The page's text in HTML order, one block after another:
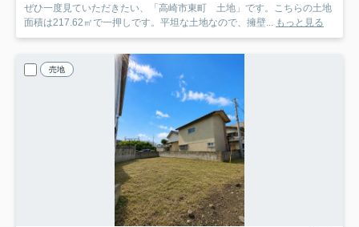
ぜひ一度見ていただきたい、「高崎市東町 土地」です。こちらの土地
面積は217.62㎡で一押しです。平坦な土地なので、擁壁... もっと見る
売地